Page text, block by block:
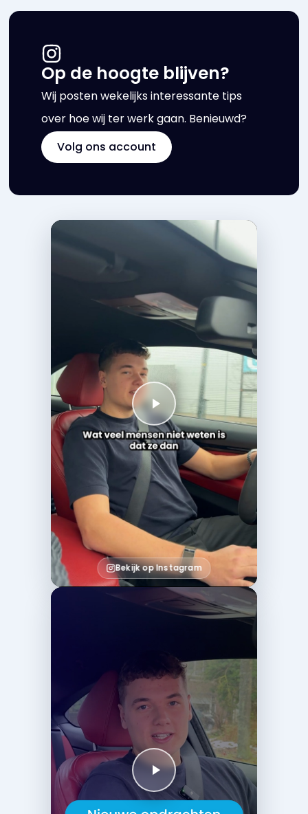
Op de hoogte blijven?
Wij posten wekelijks interessante tips
over hoe wij ter werk gaan. Benieuwd?
Volg ons account
Bekijk op Instagram